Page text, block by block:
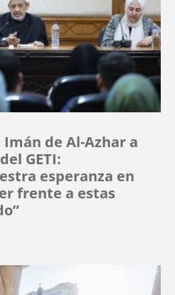
de Al-Azhar a
GETI:
esperanza en
frente a estas